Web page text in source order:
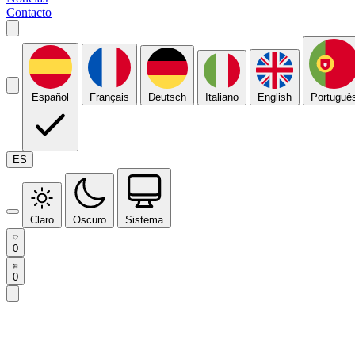
Contacto
Español Français Deutsch Italiano English
ES
Claro Oscuro Sistema
0
0